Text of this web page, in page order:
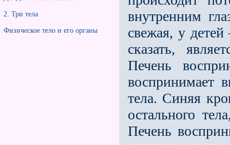
2. Три тела
Физическое тело и его органы
внутренним
свежая, у
сказать,
Печень
воспринимает
тела. Синяя
остального
Печень